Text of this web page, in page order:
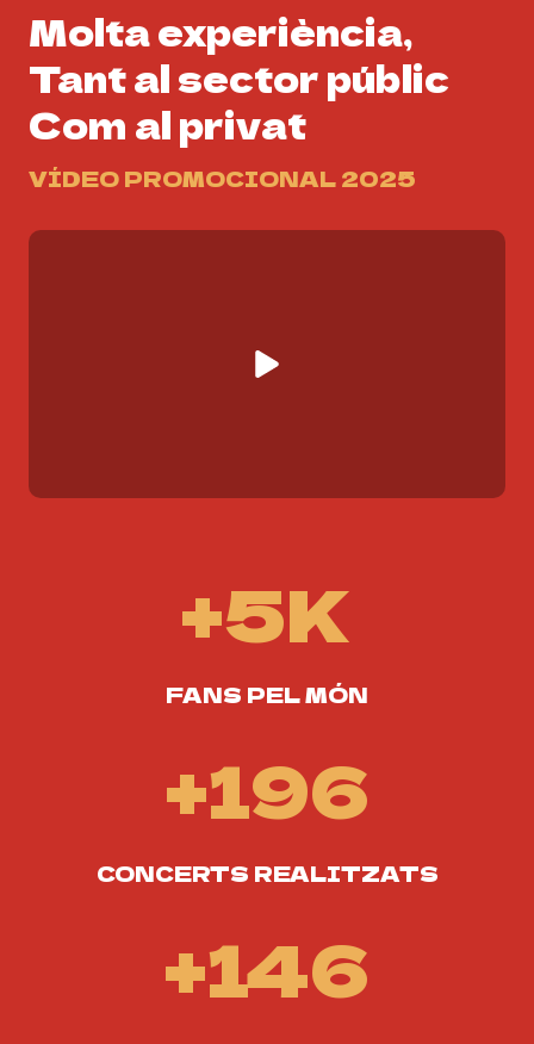
Molta experiència,
Tant al sector públic
Com al privat
VÍDEO PROMOCIONAL 2025
+5K
FANS PEL MÓN
+196
CONCERTS REALITZATS
+146